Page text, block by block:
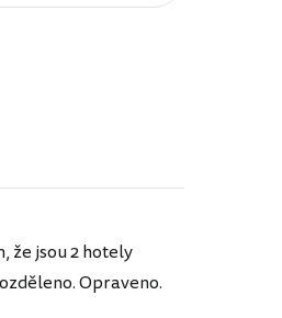
že jsou 2 hotely
Opraveno.